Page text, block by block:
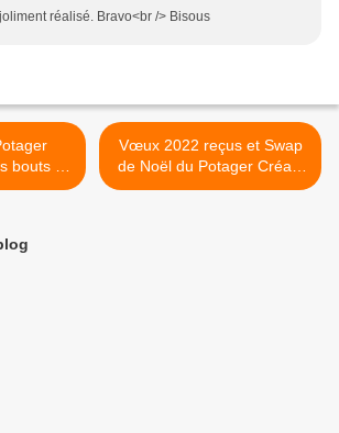
réalisé. Bravo<br /> Bisous
bouts de
Vœux 2022 reçus et Swap
de Noël du Potager Créatif
>